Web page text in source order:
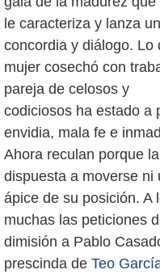
le caracteriza y lanza
concordia y diálogo. Lo
mujer cosechó con
pareja de celosos y
codiciosos ha estado a
envidia, mala fe e
Ahora reculan porque
dispuesta a moverse ni
ápice de su posición. A
muchas las peticiones
dimisión a Pablo
prescinda de Teo